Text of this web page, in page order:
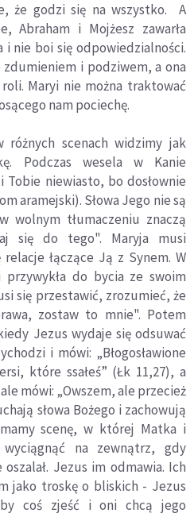
że godzi się na wszystko. A
Abraham i Mojżesz zawarła
nie boi się odpowiedzialności.
zdumieniem i podziwem, a ona
Maryi nie można traktować
nam pociechę.
różnych scenach widzimy jak
Podczas wesela w Kanie
Tobie niewiasto, bo dosłownie
aramejski). Słowa Jego nie są
wolnym tłumaczeniu znaczą
się do tego". Maryja musi
łączące Ją z Synem. W
do bycia ze swoim
się przestawić, zrozumieć, że
zostaw to mnie". Potem
Jezus wydaje się odsuwać
i mówi: „Błogosławione
które ssałeś” (Łk 11,27), a
mówi: „Owszem, ale przecież
słowa Bożego i zachowują
scenę, w której Matka i
na zewnątrz, gdy
Jezus im odmawia. Ich
jako troskę o bliskich - Jezus
coś zjeść i oni chcą jego